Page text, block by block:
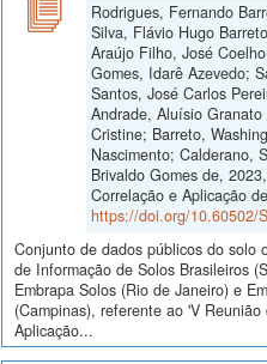
Rodrigues, Fernando
Silva, Flávio Hugo
Araújo Filho, José
Gomes, Idarê Azevedo;
Santos, José Carlos
Andrade, Aluísio
Cristine; Barreto,
Nascimento; Calderano,
Brivaldo Gomes de,
Correlação e Aplicação
https://doi.org/10.60502/
Conjunto de dados públicos do solo
de Informação de Solos Brasileiros
Embrapa Solos (Rio de Janeiro) e
(Campinas), referente ao 'V
Aplicação...